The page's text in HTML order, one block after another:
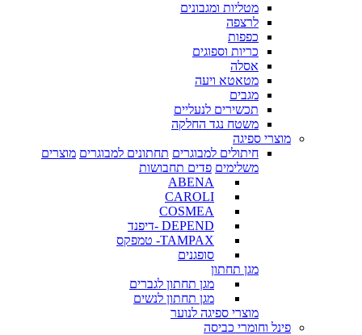
מטליות ומגבונים
לרצפה
כפפות
כריות וספוגים
אסלה
מטאטא ויעה
מגבים
תכשירים לנעליים
משטח נגד החלקה
מוצרי ספיגה
חיתולים למבוגרים תחתונים למבוגרים מוצרים
משלימים פדים תחבושות
ABENA
CAROLI
COSMEA
DEPEND -דיפנד
TAMPAX- טמפקס
סופגנים
מגן תחתון
מגן תחתון לגברים
מגן תחתון לנשים
מוצרי ספיגה לנוער
פינל וחומרי כביסה